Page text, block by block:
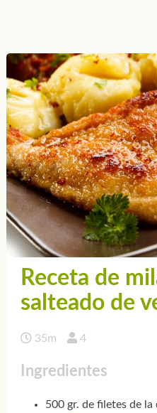
Receta de
salteado de
35m 4
Ingredientes
500 gr. de filetes de